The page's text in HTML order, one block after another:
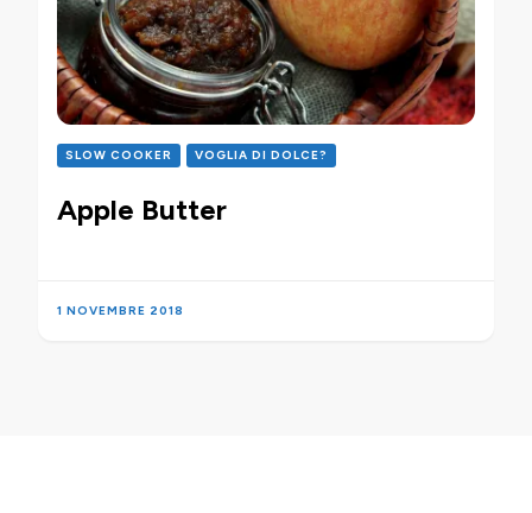
SLOW COOKER VOGLIA DI DOLCE?
Apple Butter
1 NOVEMBRE 2018